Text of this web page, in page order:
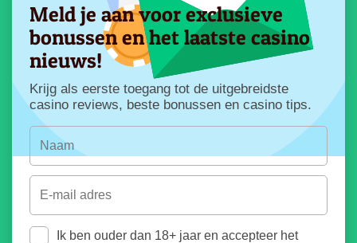
Meld je aan voor exclusieve
bonussen en het laatste casino
nieuws!
Krijg als eerste toegang tot de uitgebreidste
casino reviews, beste bonussen en casino tips.
Ik ben ouder dan 18+ jaar en accepteer het